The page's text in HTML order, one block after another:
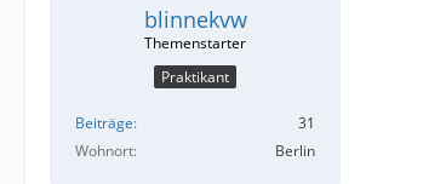
blinnekvw
Praktikant
Beiträge
31
Wohnort
Berlin